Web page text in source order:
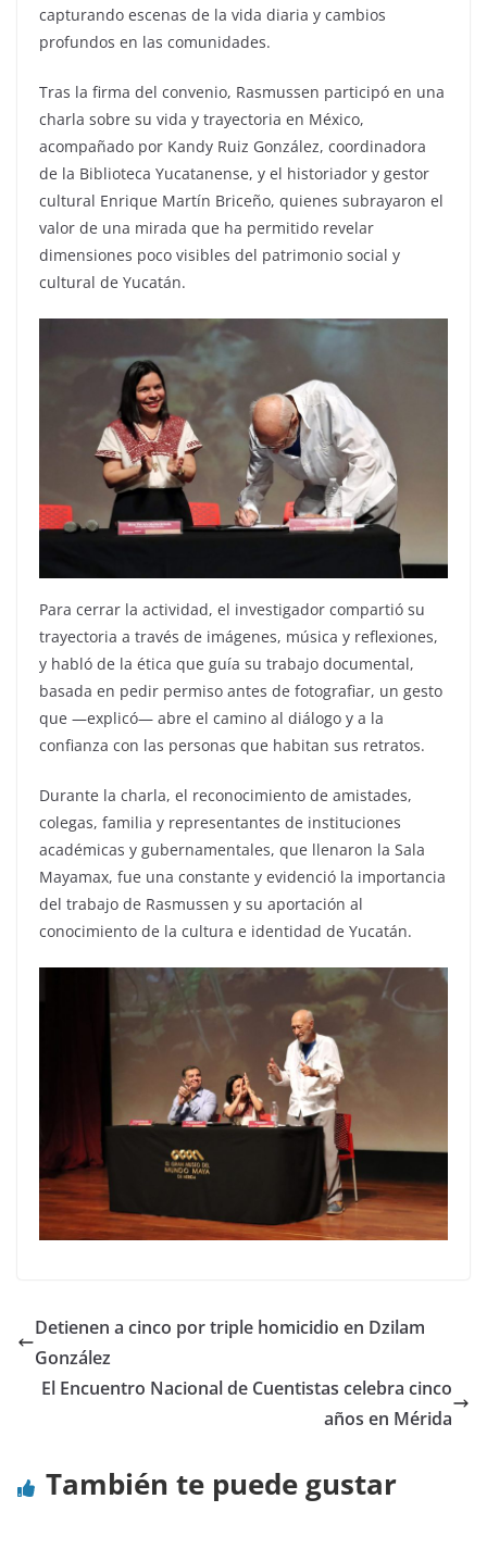
capturando escenas de la vida diaria y cambios
profundos en las comunidades.
Tras la firma del convenio, Rasmussen participó en una
charla sobre su vida y trayectoria en México,
acompañado por Kandy Ruiz González, coordinadora
de la Biblioteca Yucatanense, y el historiador y gestor
cultural Enrique Martín Briceño, quienes subrayaron el
valor de una mirada que ha permitido revelar
dimensiones poco visibles del patrimonio social y
cultural de Yucatán.
Para cerrar la actividad, el investigador compartió su
trayectoria a través de imágenes, música y reflexiones,
y habló de la ética que guía su trabajo documental,
basada en pedir permiso antes de fotografiar, un gesto
que —explicó— abre el camino al diálogo y a la
confianza con las personas que habitan sus retratos.
Durante la charla, el reconocimiento de amistades,
colegas, familia y representantes de instituciones
académicas y gubernamentales, que llenaron la Sala
Mayamax, fue una constante y evidenció la importancia
del trabajo de Rasmussen y su aportación al
conocimiento de la cultura e identidad de Yucatán.
Detienen a cinco por triple homicidio en Dzilam
González
El Encuentro Nacional de Cuentistas celebra cinco
años en Mérida
También te puede gustar